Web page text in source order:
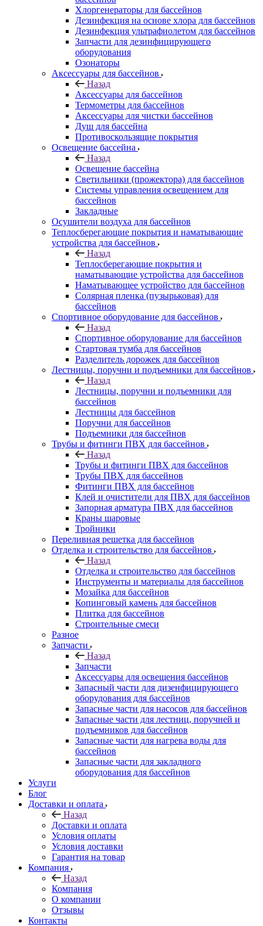
Хлоргенераторы для бассейнов
Дезинфекция на основе хлора для бассейнов
Дезинфекция ультрафиолетом для бассейнов
Запчасти для дезинфицирующего
оборудования
Озонаторы
Аксессуары для бассейнов
Назад
Аксессуары для бассейнов
Термометры для бассейнов
Аксессуары для чистки бассейнов
Душ для бассейна
Противоскользящие покрытия
Освещение бассейна
Назад
Освещение бассейна
Светильники (прожектора) для бассейнов
Системы управления освещением для
бассейнов
Закладные
Осушители воздуха для бассейнов
Теплосберегающие покрытия и наматывающие
устройства для бассейнов
Назад
Теплосберегающие покрытия и
наматывающие устройства для бассейнов
Наматывающее устройство для бассейнов
Солярная пленка (пузырьковая) для
бассейнов
Спортивное оборудование для бассейнов
Назад
Спортивное оборудование для бассейнов
Стартовая тумба для бассейнов
Разделитель дорожек для бассейнов
Лестницы, поручни и подъемники для бассейнов
Назад
Лестницы, поручни и подъемники для
бассейнов
Лестницы для бассейнов
Поручни для бассейнов
Подъемники для бассейнов
Трубы и фитинги ПВХ для бассейнов
Назад
Трубы и фитинги ПВХ для бассейнов
Трубы ПВХ для бассейнов
Фитинги ПВХ для бассейнов
Клей и очистители для ПВХ для бассейнов
Запорная арматура ПВХ для бассейнов
Краны шаровые
Тройники
Переливная решетка для бассейнов
Отделка и строительство для бассейнов
Назад
Отделка и строительство для бассейнов
Инструменты и материалы для бассейнов
Мозайка для бассейнов
Копинговый камень для бассейнов
Плитка для бассейнов
Строительные смеси
Разное
Запчасти
Назад
Запчасти
Аксессуары для освещения бассейнов
Запасный части для дизенфицирующего
оборудования для бассейнов
Запасные части для насосов для бассейнов
Запасные части для лестниц, поручней и
подъемников для бассейнов
Запасные части для нагрева воды для
бассейнов
Запасные части для закладного
оборудования для бассейнов
Услуги
Блог
Доставки и оплата
Назад
Доставки и оплата
Условия оплаты
Условия доставки
Гарантия на товар
Компания
Назад
Компания
О компании
Отзывы
Контакты